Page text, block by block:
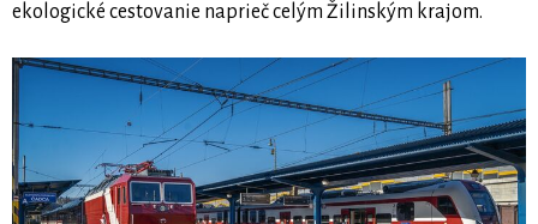
ekologické cestovanie naprieč celým Žilinským krajom.